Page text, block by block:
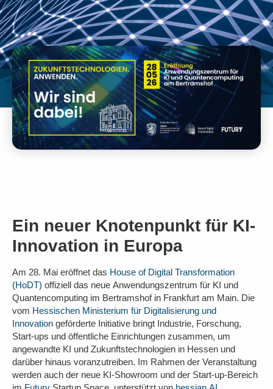
Ein neuer Knotenpunkt für KI-
Innovation in Europa
Am 28. Mai eröffnet das House of Digital Transformation
(HoDT) offiziell das neue Anwendungszentrum für KI und
Quantencomputing im Bertramshof in Frankfurt am Main. Die
vom Hessischen Ministerium für Digitalisierung und
Innovation geförderte Initiative bringt Industrie, Forschung,
Start-ups und öffentliche Einrichtungen zusammen, um
angewandte KI und Zukunftstechnologien in Hessen und
darüber hinaus voranzutreiben. Im Rahmen der Veranstaltung
werden auch der neue KI-Showroom und der Start-up-Bereich